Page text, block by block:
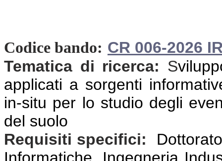
Codice bando: CR 006-2026
Tematica di ricerca: S
applicati a sorgenti
in-situ per lo studio degli
del suolo
Requisiti specifici: